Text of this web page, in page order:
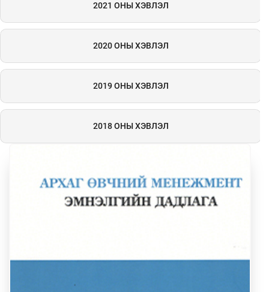
2021 ОНЫ ХЭВЛЭЛ
2020 ОНЫ ХЭВЛЭЛ
2019 ОНЫ ХЭВЛЭЛ
2018 ОНЫ ХЭВЛЭЛ